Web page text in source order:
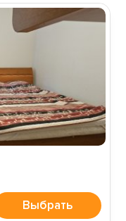
Выбрать